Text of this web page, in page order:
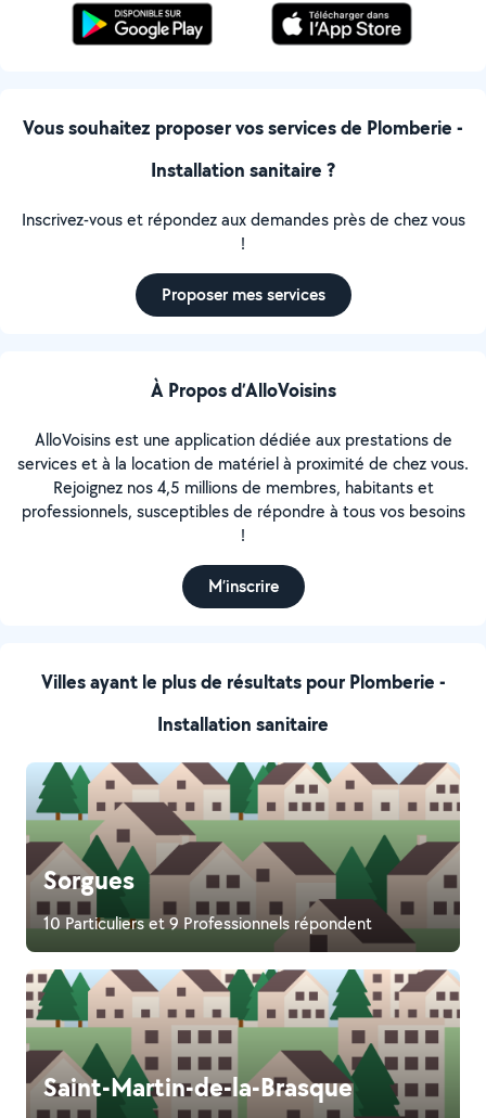
Villes ayant le plus de résultats pour Plomberie -
Installation sanitaire
Sorgues
10 Particuliers et 9 Professionnels répondent
Saint-Martin-de-la-Brasque
Vous souhaitez proposer vos services de Plomberie -
Installation sanitaire ?
Inscrivez-vous et répondez aux demandes près de chez vous
!
Proposer mes services
À Propos d’AlloVoisins
AlloVoisins est une application dédiée aux prestations de
services et à la location de matériel à proximité de chez vous.
Rejoignez nos 4,5 millions de membres, habitants et
professionnels, susceptibles de répondre à tous vos besoins
!
M’inscrire